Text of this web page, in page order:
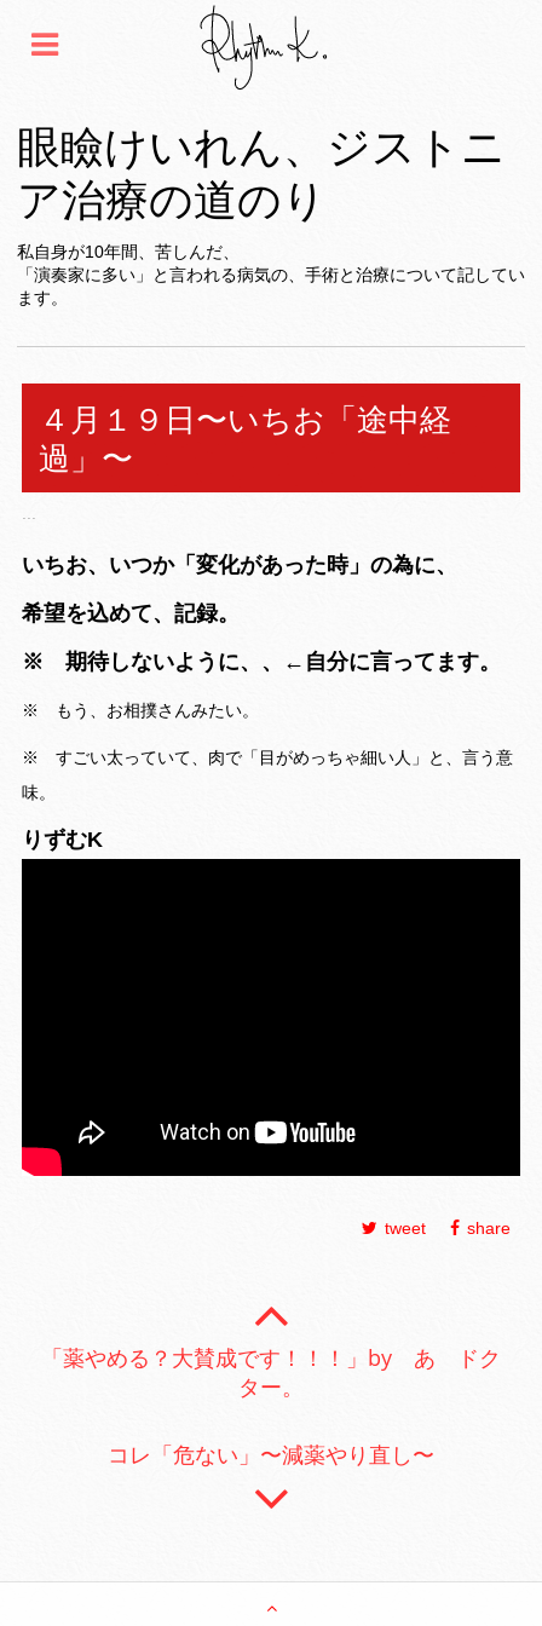
眼瞼けいれん、ジストニ
ア治療の道のり
私自身が10年間、苦しんだ、
「演奏家に多い」と言われる病気の、手術と治療について記してい
ます。
４月１９日〜いちお「途中経
過」〜
いちお、いつか「変化があった時」の為に、
希望を込めて、記録。
※ 期待しないように、、←自分に言ってます。
※ もう、お相撲さんみたい。
※ すごい太っていて、肉で「目がめっちゃ細い人」と、言う意
味。
りずむK
tweet share
「薬やめる？大賛成です！！！」by あ ドク
ター。
コレ「危ない」〜減薬やり直し〜